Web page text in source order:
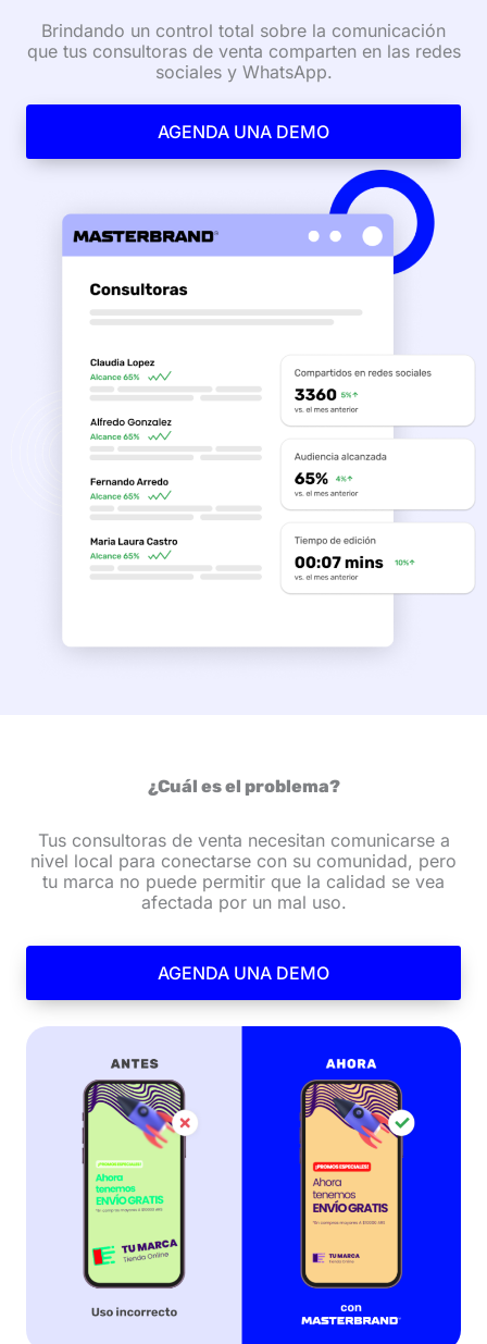
Brindando un control total sobre la comunicación
que tus consultoras de venta comparten en las redes
sociales y WhatsApp.
AGENDA UNA DEMO
¿Cuál es el problema?
Tus consultoras de venta necesitan comunicarse a
nivel local para conectarse con su comunidad, pero
tu marca no puede permitir que la calidad se vea
afectada por un mal uso.
AGENDA UNA DEMO